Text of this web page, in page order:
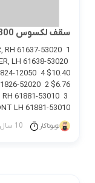
سقف لکسوس IS 300 مدل 2013 کروک
RH 61637-53020 1
LH 61638-53020
12050 4 $10.40
52020 2 $6.76
RH 61881-53010 3
LH 61881-53010 […]
تویوتاکار 10 سال پیش